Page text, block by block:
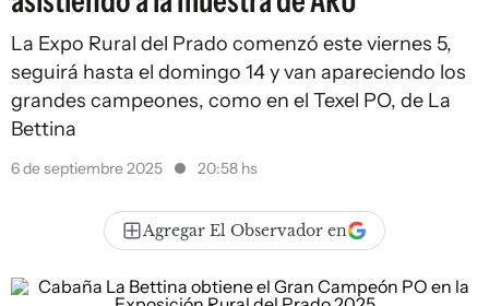
La Expo Rural del Prado comenzó este viernes 5,
seguirá hasta el domingo 14 y van apareciendo los
grandes campeones, como en el Texel PO, de La
Bettina
6 de septiembre 2025 20:58 hs
Agregar El Observador en